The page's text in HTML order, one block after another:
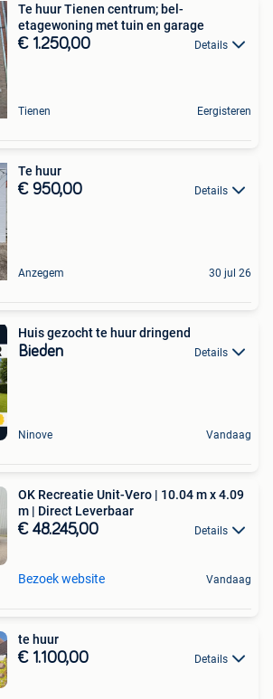
Te huur Tienen centrum; bel-
etagewoning met tuin en garage
€ 1.250,00 Details
Tienen Eergisteren
Te huur
€ 950,00 Details
Anzegem 30 jul 26
Huis gezocht te huur dringend
Bieden Details
Ninove Vandaag
OK Recreatie Unit-Vero | 10.04 m x 4.09
m | Direct Leverbaar
€ 48.245,00 Details
Bezoek website Vandaag
te huur
€ 1.100,00 Details